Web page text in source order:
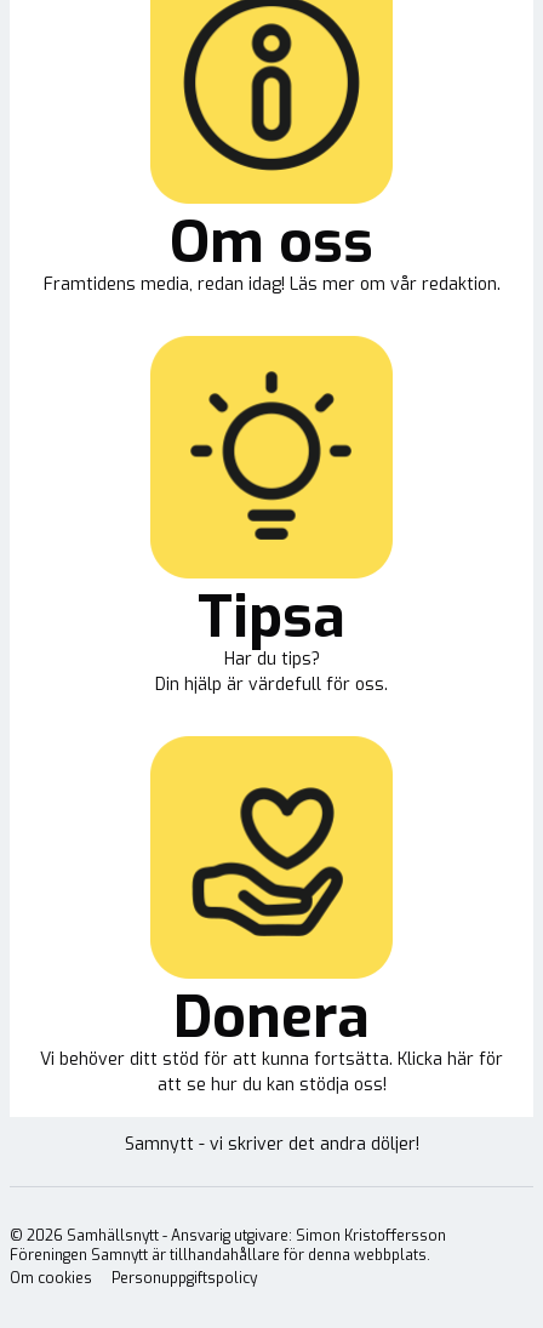
Om oss
Framtidens media, redan idag! Läs mer om vår redaktion.
Tipsa
Har du tips?
Din hjälp är värdefull för oss.
Donera
Vi behöver ditt stöd för att kunna fortsätta. Klicka här för
att se hur du kan stödja oss!
Samnytt - vi skriver det andra döljer!
© 2026 Samhällsnytt - Ansvarig utgivare: Simon Kristoffersson
Föreningen Samnytt är tillhandahållare för denna webbplats.
Om cookies
Personuppgiftspolicy